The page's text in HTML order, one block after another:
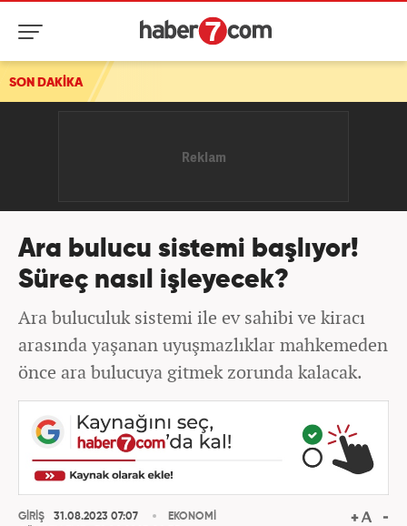
SON DAKİKA
Ara bulucu sistemi başlıyor!
Süreç nasıl işleyecek?
Ara buluculuk sistemi ile ev sahibi ve kiracı
arasında yaşanan uyuşmazlıklar mahkemeden
önce ara bulucuya gitmek zorunda kalacak.
GİRİŞ
31.08.2023 07:07
EKONOMİ